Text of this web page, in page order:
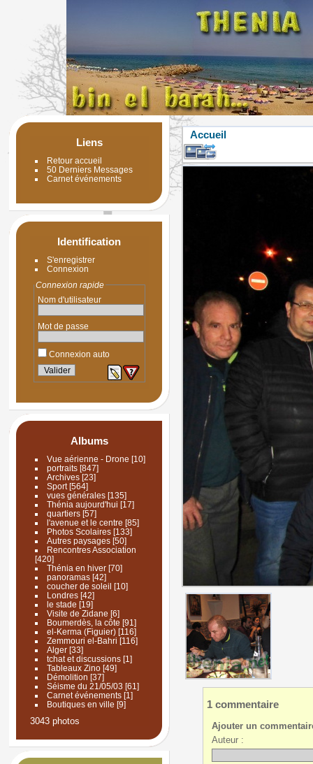
Liens
Retour accueil
50 Derniers Messages
Carnet événements
Identification
S'enregistrer
Connexion
Connexion rapide
Nom d'utilisateur
Mot de passe
Connexion auto
Albums
Vue aérienne - Drone [10]
portraits[847]
Archives [23]
Sport[564]
vues générales[135]
Thénia aujourd'hui [17]
quartiers[57]
l'avenue et le centre [85]
Photos Scolaires[133]
Autres paysages[50]
Rencontres Association
[420]
Thénia en hiver[70]
panoramas[42]
coucher de soleil [10]
Londres[42]
le stade [19]
Visite de Zidane [6]
Boumerdès, la côte [91]
el-Kerma (Figuier)[116]
Zemmouri el-Bahri [116]
Alger[33]
tchat et discussions[1]
Tableaux Zino[49]
Démolition [37]
Séisme du 21/05/03 [61]
Carnet événements[1]
Boutiques en ville [9]
3043 photos
Accueil
1 commentaire
Ajouter un
Auteur :